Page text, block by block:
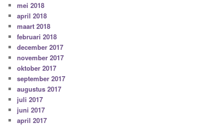
mei 2018
april 2018
maart 2018
februari 2018
december 2017
november 2017
oktober 2017
september 2017
augustus 2017
juli 2017
juni 2017
april 2017